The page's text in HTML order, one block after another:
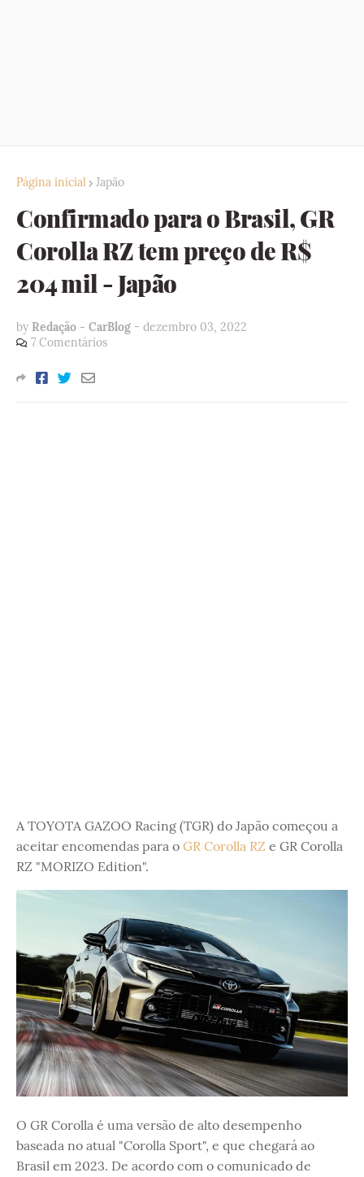
Página inicial Japão
Confirmado para o Brasil, GR
Corolla RZ tem preço de R$
204 mil - Japão
by Redação - CarBlog - dezembro 03, 2022
7 Comentários
A TOYOTA GAZOO Racing (TGR) do Japão começou a
aceitar encomendas para o GR Corolla RZ e GR Corolla
RZ "MORIZO Edition".
O GR Corolla é uma versão de alto desempenho
baseada no atual "Corolla Sport", e que chegará ao
Brasil em 2023. De acordo com o comunicado de